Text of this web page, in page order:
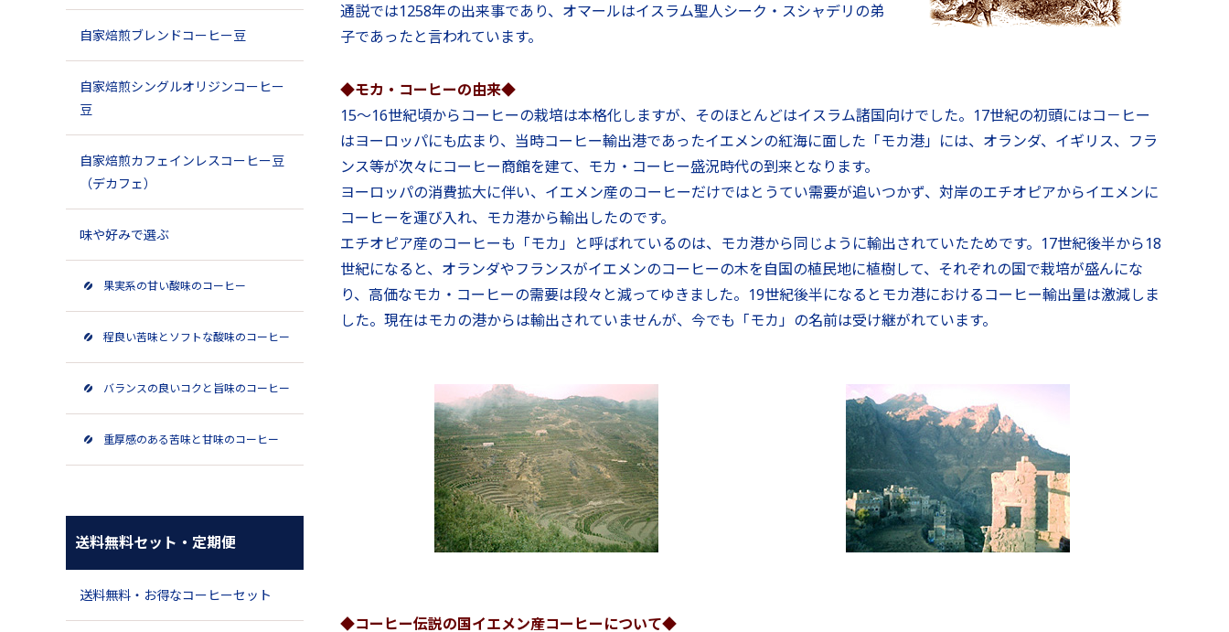
通説では1258年の出来事であり、オマールはイスラム聖人シーク・スシャデリの弟
子であったと言われています。
◆モカ・コーヒーの由来◆
15～16世紀頃からコーヒーの栽培は本格化しますが、そのほとんどはイスラム諸国向けでした。17世紀の初頭にはコ－ヒー
はヨーロッパにも広まり、当時コーヒー輸出港であったイエメンの紅海に面した「モカ港」には、オランダ、イギリス、フラ
ンス等が次々にコーヒー商館を建て、モカ・コーヒー盛況時代の到来となります。
ヨーロッパの消費拡大に伴い、イエメン産のコーヒーだけではとうてい需要が追いつかず、対岸のエチオピアからイエメンに
コーヒーを運び入れ、モカ港から輸出したのです。
エチオピア産のコーヒーも「モカ」と呼ばれているのは、モカ港から同じように輸出されていたためです。17世紀後半から18
世紀になると、オランダやフランスがイエメンのコーヒーの木を自国の植民地に植樹して、それぞれの国で栽培が盛んにな
り、高価なモカ・コーヒーの需要は段々と減ってゆきました。19世紀後半になるとモカ港におけるコーヒー輸出量は激減しま
した。現在はモカの港からは輸出されていませんが、今でも「モカ」の名前は受け継がれています。
◆コーヒー伝説の国イエメン産コーヒーについて◆
自家焙煎ブレンドコーヒー豆
自家焙煎シングルオリジンコーヒー
豆
自家焙煎カフェインレスコーヒー豆
（デカフェ）
味や好みで選ぶ
果実系の甘い酸味のコーヒー
程良い苦味とソフトな酸味のコーヒー
バランスの良いコクと旨味のコーヒー
重厚感のある苦味と甘味のコーヒー
送料無料セット・定期便
送料無料・お得なコーヒーセット